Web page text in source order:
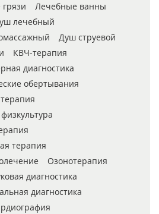
Лечебные ванны
лечебный
Душ струевой
КВЧ-терапия
диагностика
обертывания
терапия
Озонотерапия
диагностика
диагностика